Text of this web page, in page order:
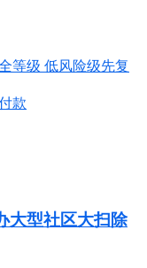
等级 低风险级先复
款
大型社区大扫除